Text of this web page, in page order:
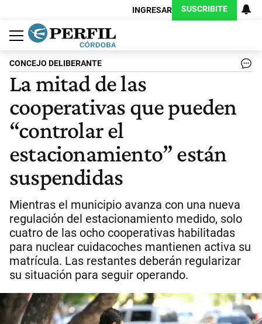
INGRESAR SUSCRIBITE
Política
Economía
Judiciales
Sociedad
Cultura
Espectáculos
Deportes
Protagonistas
CONCEJO DELIBERANTE
La mitad de las
cooperativas que pueden
“controlar el
estacionamiento” están
suspendidas
Mientras el municipio avanza con una nueva
regulación del estacionamiento medido, solo
cuatro de las ocho cooperativas habilitadas
para nuclear cuidacoches mantienen activa su
matrícula. Las restantes deberán regularizar
su situación para seguir operando.